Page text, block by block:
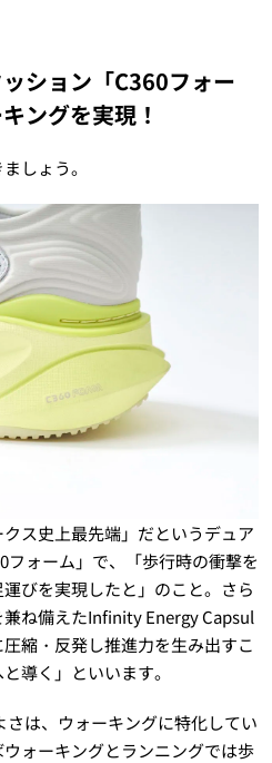
ション「C360フォー
ングを実現！
しょう。
ス史上最先端」だというデュア
フォーム」で、「歩行時の衝撃を
びを実現したと」のこと。さら
ね備えたInfinity Energy Capsul
縮・反発し推進力を生み出すこ
導く」といいます。
さは、ウォーキングに特化してい
ォーキングとランニングでは歩